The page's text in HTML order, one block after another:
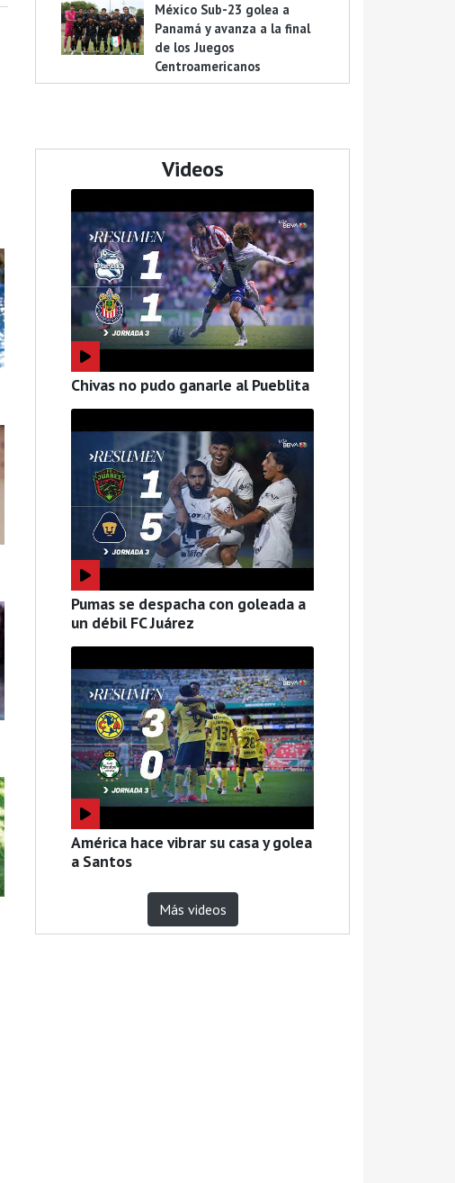
México Sub-23 golea a
Panamá y avanza a la final
de los Juegos
Centroamericanos
Videos
Chivas no pudo ganarle al Pueblita
Pumas se despacha con goleada a
un débil FC Juárez
América hace vibrar su casa y golea
a Santos
Más videos